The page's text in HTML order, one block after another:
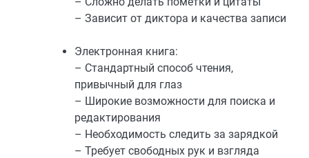
– Зависит от диктора и качества записи
Электронная книга:
– Стандартный способ чтения,
привычный для глаз
– Широкие возможности для поиска и
редактирования
– Необходимость следить за зарядкой
– Требует свободных рук и взгляда